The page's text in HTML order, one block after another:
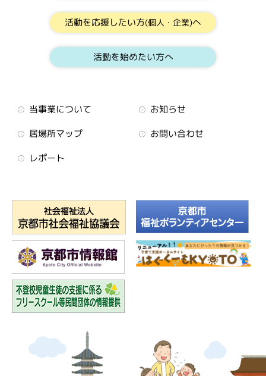
活動を応援したい方(個人・企業)へ
活動を始めたい方へ
当事業について
お知らせ
居場所マップ
お問い合わせ
レポート